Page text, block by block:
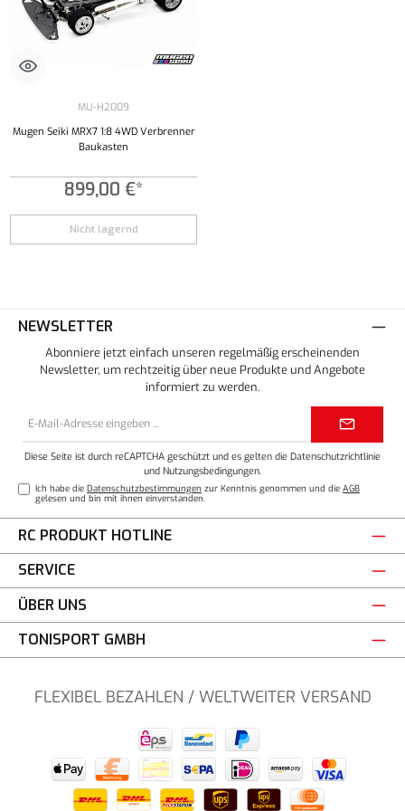
MU-H2009
Mugen Seiki MRX7 1:8 4WD Verbrenner
Baukasten
899,00 €*
Nicht lagernd
NEWSLETTER
Abonniere jetzt einfach unseren regelmäßig erscheinenden
Newsletter, um rechtzeitig über neue Produkte und Angebote
informiert zu werden.
Diese Seite ist durch reCAPTCHA geschützt und es gelten die Datenschutzrichtlinie
und Nutzungsbedingungen
Ich habe dieDatenschutzbestimmungen zur Kenntnis genommen und dieAGB
gelesen und bin mit ihnen einverstanden.
RC PRODUKT HOTLINE
SERVICE
ÜBER UNS
TONISPORT GMBH
FLEXIBEL BEZAHLEN / WELTWEITER VERSAND